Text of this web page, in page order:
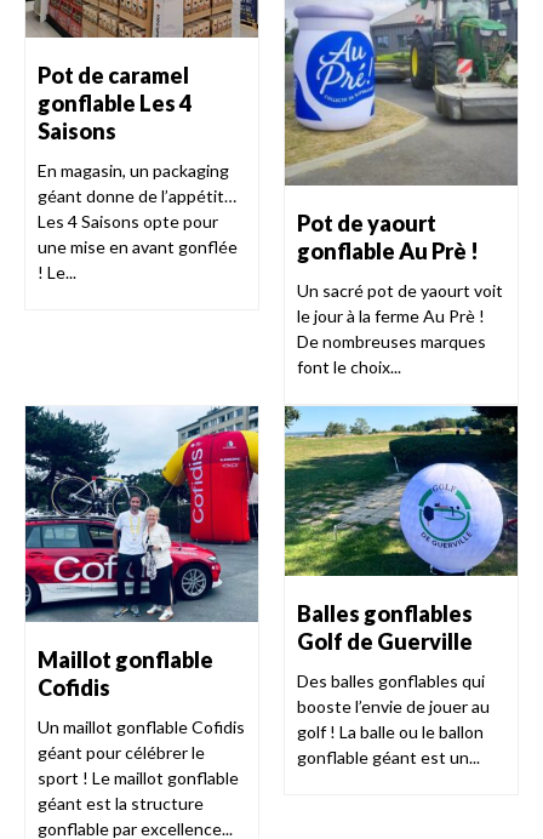
Pot de caramel
gonflable Les 4
Saisons
En magasin, un packaging
géant donne de l’appétit…
Les 4 Saisons opte pour
une mise en avant gonflée
! Le...
Pot de yaourt
gonflable Au Prè !
Un sacré pot de yaourt voit
le jour à la ferme Au Prè !
De nombreuses marques
font le choix...
Maillot gonflable
Cofidis
Un maillot gonflable Cofidis
géant pour célébrer le
sport ! Le maillot gonflable
géant est la structure
gonflable par excellence...
Balles gonflables
Golf de Guerville
Des balles gonflables qui
booste l’envie de jouer au
golf ! La balle ou le ballon
gonflable géant est un...